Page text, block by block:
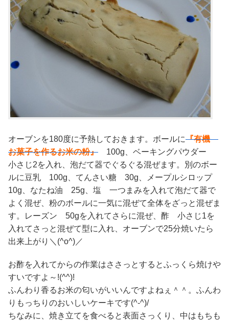
オーブンを180度に予熱しておきます。ボールに『有機
お菓子を作るお米の粉』 100g、ベーキングパウダー
小さじ2を入れ、泡だて器でぐるぐる混ぜます。別のボー
ルに豆乳 100g、てんさい糖 30g、メープルシロップ
10g、なたね油 25g、塩 一つまみを入れて泡だて器で
よく混ぜ、粉のボールに一気に混ぜて全体をざっと混ぜま
す。レーズン 50gを入れてさらに混ぜ、酢 小さじ1を
入れてさっと混ぜて型に入れ、オーブンで25分焼いたら
出来上がり＼(^o^)／
お酢を入れてからの作業はささっとするとふっくら焼けや
すいですよ～!(^^)!
ふんわり香るお米の匂いがいいんですよねぇ＾＾。ふんわ
りもっちりのおいしいケーキです(^-^)/
ちなみに、焼き立てを食べると表面さっくり、中はもちも